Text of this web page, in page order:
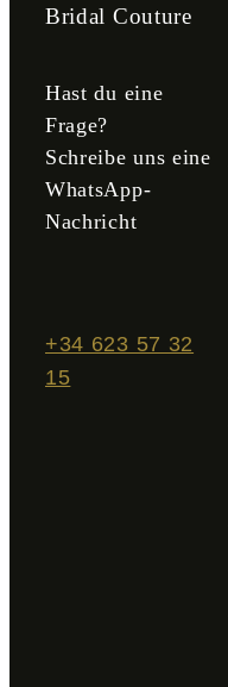
werden
Bridal Couture
Hast du eine
Frage?
Schreibe uns eine
WhatsApp-
Nachricht
+34 623 57 32
15